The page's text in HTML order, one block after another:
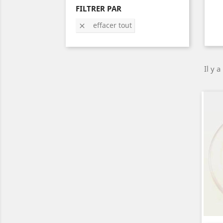
FILTRER PAR
 effacer tout
Il y a